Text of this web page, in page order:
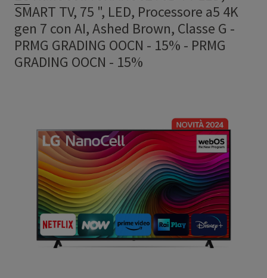
SMART TV, 75 ", LED, Processore a5 4K
gen 7 con AI, Ashed Brown, Classe G -
PRMG GRADING OOCN - 15% - PRMG
GRADING OOCN - 15%